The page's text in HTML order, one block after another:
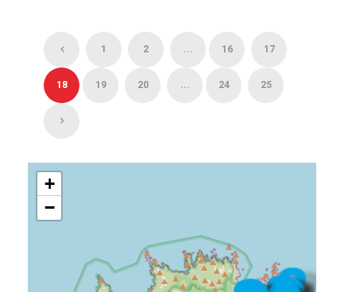
1 2 ... 16 17
18 19 20 ... 24 25
+
−